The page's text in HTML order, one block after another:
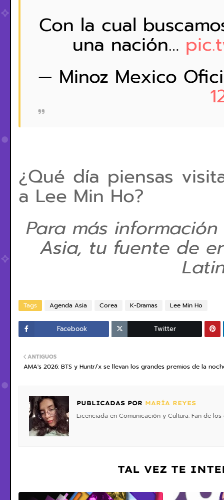
Con la cual
una nación…
— Minoz Mexico
¿Qué día piensas
a Lee Min Ho?
Para más
Asia, tu fuente de
Tags Agenda Asia Corea K-Dramas Lee Min Ho
Facebook Twitter
ANTIGUOS
AMA's 2026: BTS y Huntr/x se llevan los grandes premios de la
PUBLICADAS POR MARÍA REYES
Licenciada en Comunicación y Cultura. Fan de
TAL VEZ TE